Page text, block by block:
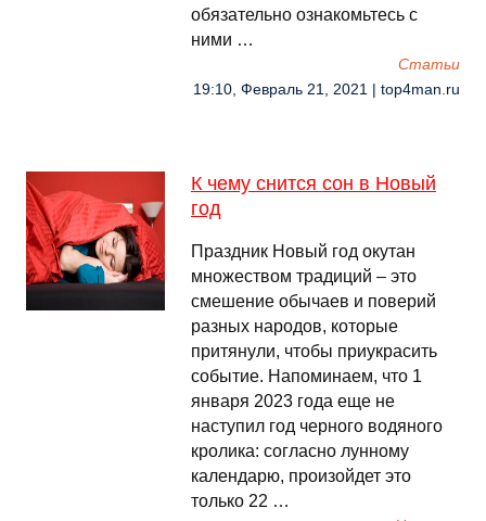
обязательно ознакомьтесь с
ними …
Cтатьи
19:10, Февраль 21, 2021 | top4man.ru
К чему снится сон в Новый
год
Праздник Новый год окутан
множеством традиций – это
смешение обычаев и поверий
разных народов, которые
притянули, чтобы приукрасить
событие. Напоминаем, что 1
января 2023 года еще не
наступил год черного водяного
кролика: согласно лунному
календарю, произойдет это
только 22 …